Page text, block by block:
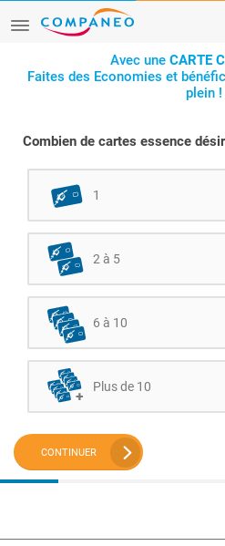
Avec une CARTE
Faites des Economies et
plein !
Combien de cartes essence
1
2 à 5
6 à 10
Plus de 10
CONTINUER